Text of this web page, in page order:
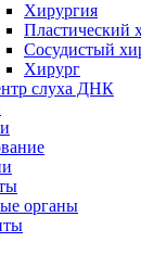
Хирургия
Пластический
Сосудистый
Хирург
слуха ДНК
органы